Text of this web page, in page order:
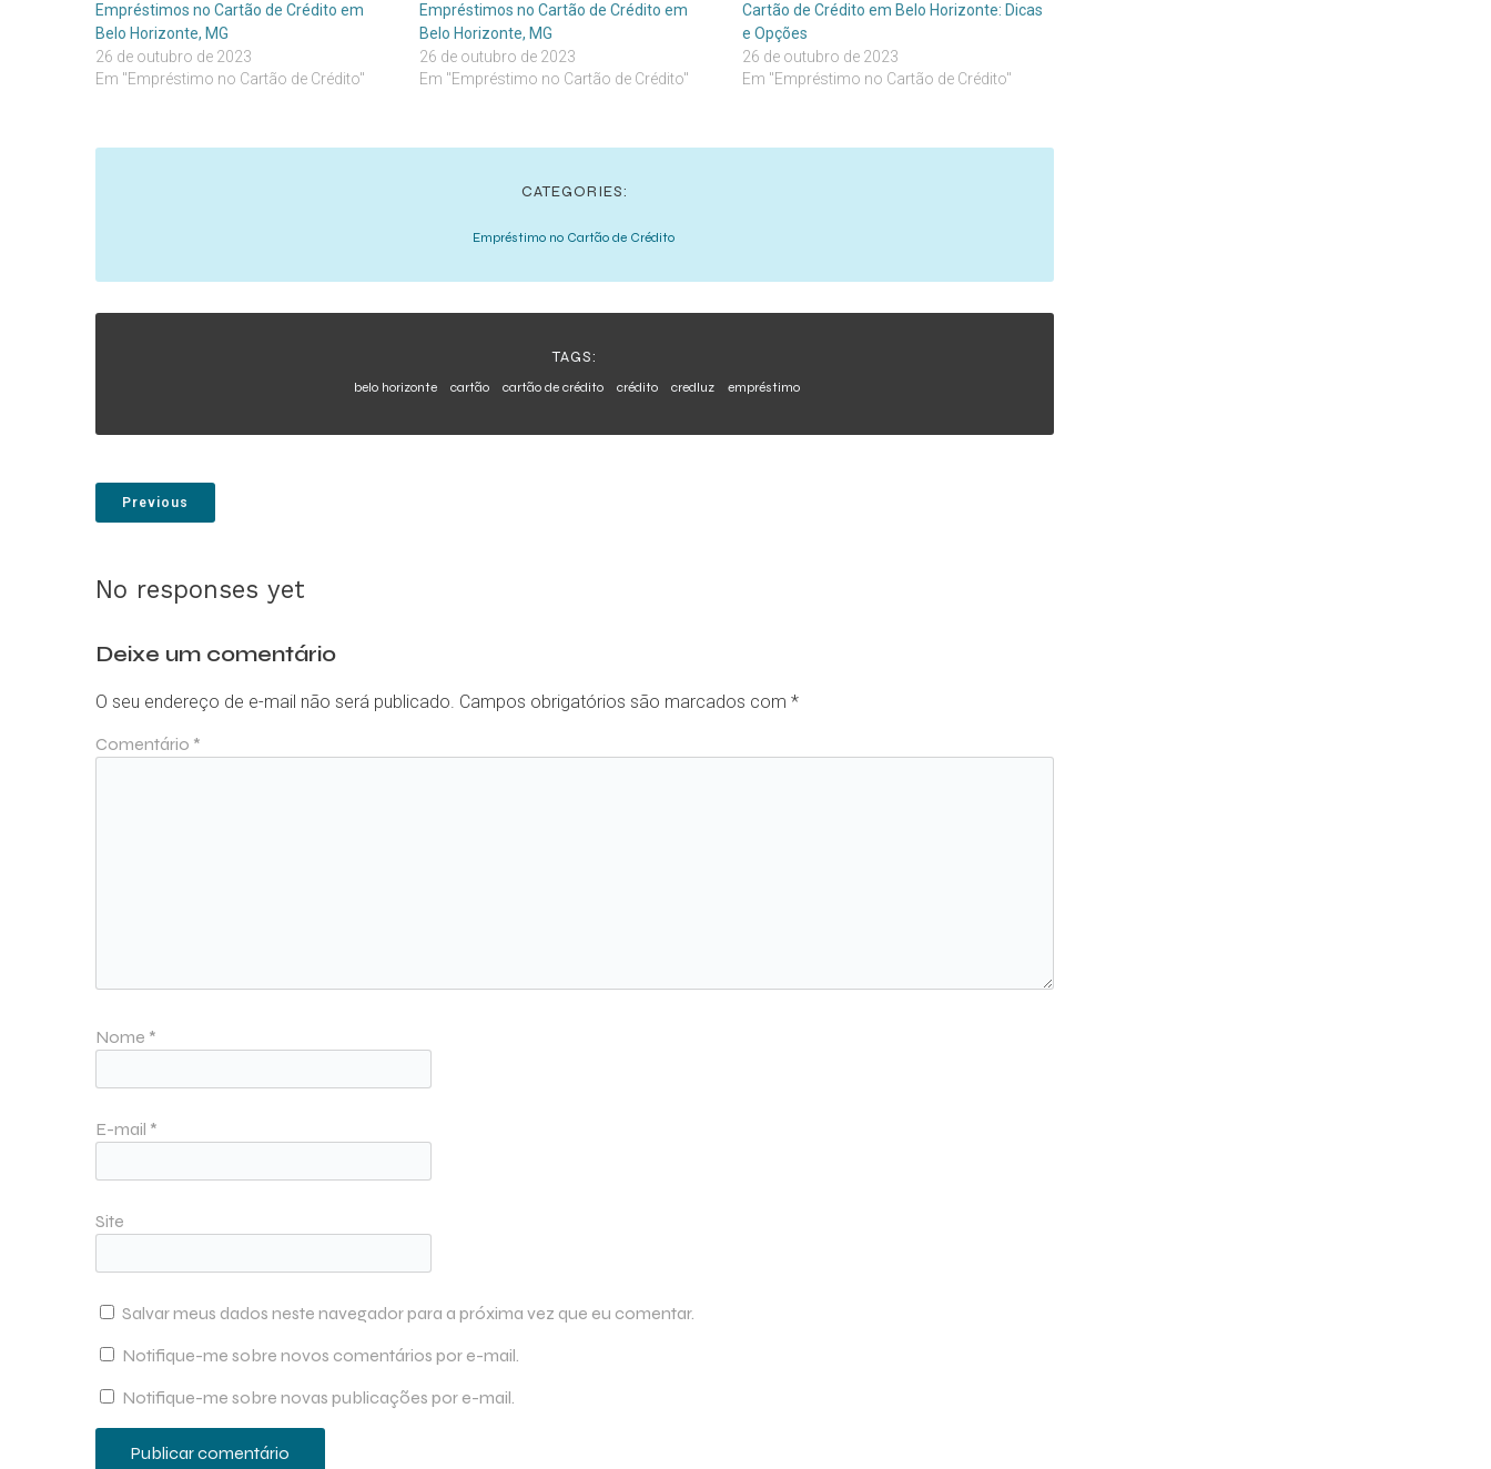
Empréstimos no Cartão de Crédito em
Belo Horizonte, MG
26 de outubro de 2023
Em "Empréstimo no Cartão de Crédito"
Empréstimos no Cartão de Crédito em
Belo Horizonte, MG
26 de outubro de 2023
Em "Empréstimo no Cartão de Crédito"
Cartão de Crédito em Belo Horizonte: Dicas
e Opções
26 de outubro de 2023
Em "Empréstimo no Cartão de Crédito"
CATEGORIES:
Empréstimo no Cartão de Crédito
TAGS:
belo horizonte cartão cartão de crédito crédito credluz empréstimo
Previous
No responses yet
Deixe um comentário
O seu endereço de e-mail não será publicado. Campos obrigatórios são marcados com *
Comentário *
Nome *
E-mail *
Site
Salvar meus dados neste navegador para a próxima vez que eu comentar.
Notifique-me sobre novos comentários por e-mail.
Notifique-me sobre novas publicações por e-mail.